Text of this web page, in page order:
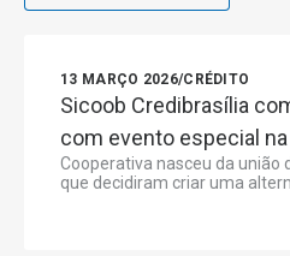
13 MARÇO 2026/CRÉDITO
Sicoob Credibrasília
com evento especial
Cooperativa nasceu da união
que decidiram criar uma